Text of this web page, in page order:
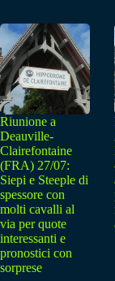
Riunione a
Deauville-
Clairefontaine
(FRA) 27/07:
Siepi e Steeple di
spessore con
molti cavalli al
via per quote
interessanti e
pronostici con
sorprese